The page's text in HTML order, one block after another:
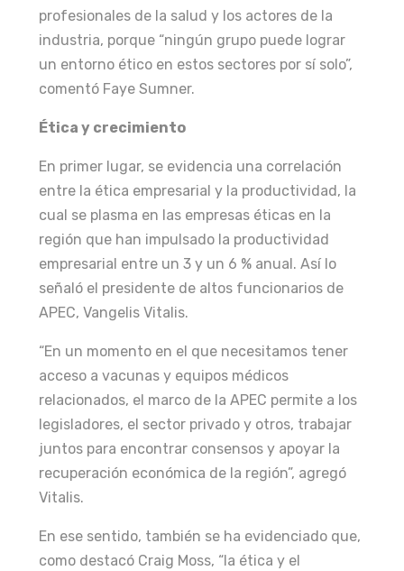
profesionales de la salud y los actores de la
industria, porque “ningún grupo puede lograr
un entorno ético en estos sectores por sí solo”,
comentó Faye Sumner.
Ética y crecimiento
En primer lugar, se evidencia una correlación
entre la ética empresarial y la productividad, la
cual se plasma en las empresas éticas en la
región que han impulsado la productividad
empresarial entre un 3 y un 6 % anual. Así lo
señaló el presidente de altos funcionarios de
APEC, Vangelis Vitalis.
“En un momento en el que necesitamos tener
acceso a vacunas y equipos médicos
relacionados, el marco de la APEC permite a los
legisladores, el sector privado y otros, trabajar
juntos para encontrar consensos y apoyar la
recuperación económica de la región”, agregó
Vitalis.
En ese sentido, también se ha evidenciado que,
como destacó Craig Moss, “la ética y el